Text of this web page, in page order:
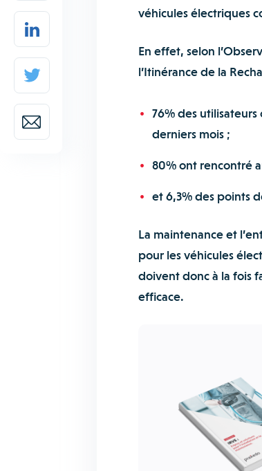
véhicules électriques
En effet, selon
l’Itinérance de la
76% des
derniers mois ;
80% ont rencontré
et 6,3% des points
La maintenance et
pour les véhicules
doivent donc à la fois
efficace.